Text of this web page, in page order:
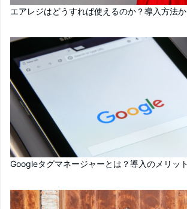
エアレジはどうすれば使えるのか？導入方法
Googleタグマネージャーとは？導入のメリッ